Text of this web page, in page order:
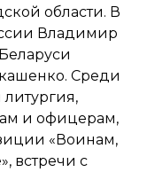
области. В
Владимир
Среди
и офицерам,
«Воинам,
встречи с